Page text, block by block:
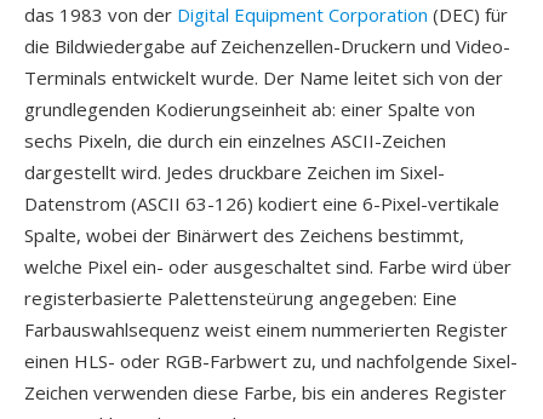
das 1983 von der Digital Equipment Corporation (DEC) für
die Bildwiedergabe auf Zeichenzellen-Druckern und Video-
Terminals entwickelt wurde. Der Name leitet sich von der
grundlegenden Kodierungseinheit ab: einer Spalte von
sechs Pixeln, die durch ein einzelnes ASCII-Zeichen
dargestellt wird. Jedes druckbare Zeichen im Sixel-
Datenstrom (ASCII 63-126) kodiert eine 6-Pixel-vertikale
Spalte, wobei der Binärwert des Zeichens bestimmt,
welche Pixel ein- oder ausgeschaltet sind. Farbe wird über
registerbasierte Palettensteürung angegeben: Eine
Farbauswahlsequenz weist einem nummerierten Register
einen HLS- oder RGB-Farbwert zu, und nachfolgende Sixel-
Zeichen verwenden diese Farbe, bis ein anderes Register